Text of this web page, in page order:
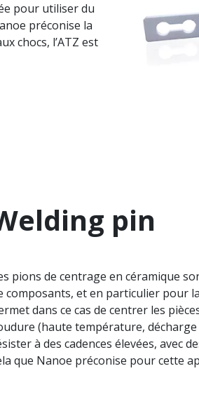
pour utiliser du
préconise la
chocs, l’ATZ est
pin
pions de centrage en céramique
composants, et en particulier pour
dans ce cas de centrer les
(haute température,
à des cadences élevées, avec
que Nanoe préconise pour cette